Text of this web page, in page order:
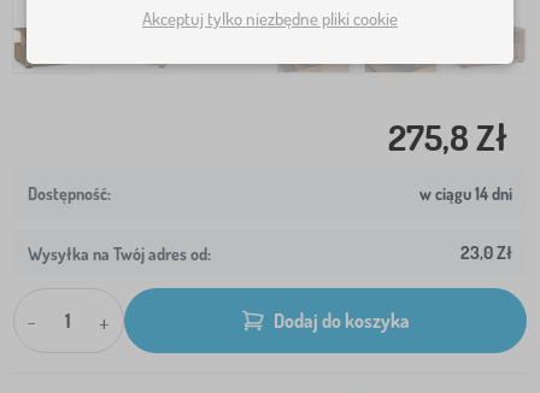
275,8 Zł
w ciągu 14 dni
Wysyłka na Twój adres od: 23,0 Zł
- + Dodaj do koszyka
Akceptuj tylko niezbędne pliki cookie